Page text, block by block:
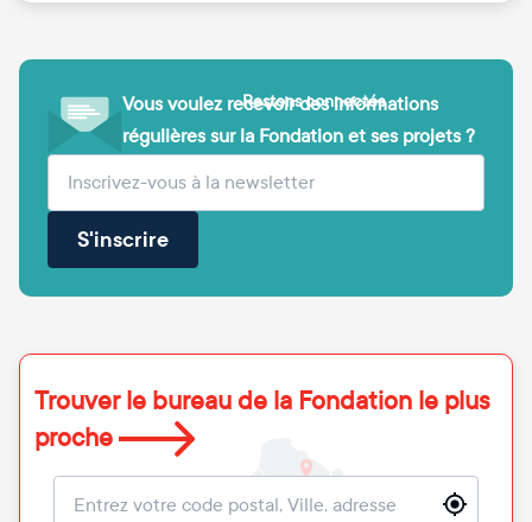
Vous voulez recevoir des informations
régulières sur la Fondation et ses projets ?
Votre adresse e-mail (obligatoire)
S'inscrire
Restons connectés
Trouver le bureau de la Fondation le plus
proche
Localisation